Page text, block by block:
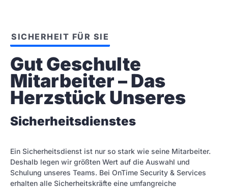
SICHERHEIT FÜR SIE
Gut Geschulte
Mitarbeiter – Das
Herzstück Unseres
Sicherheitsdienstes
Ein Sicherheitsdienst ist nur so stark wie seine Mitarbeiter.
Deshalb legen wir größten Wert auf die Auswahl und
Schulung unseres Teams. Bei OnTime Security & Services
erhalten alle Sicherheitskräfte eine umfangreiche